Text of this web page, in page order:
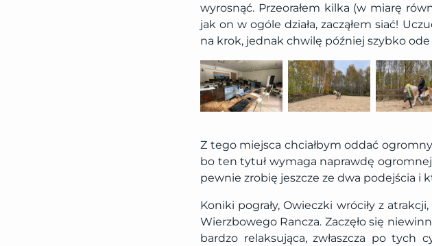
wyrosnąć. Przeorałem kilka (w miarę
jak on w ogóle działa, zacząłem siać!
na krok, jednak chwilę później szybko
Z tego miejsca chciałbym oddać
bo ten tytuł wymaga naprawdę
pewnie zrobię jeszcze ze dwa podejścia i
Koniki pograły, Owieczki wróciły z
Wierzbowego Rancza. Zaczęło się
bardzo relaksująca, zwłaszcza po tych